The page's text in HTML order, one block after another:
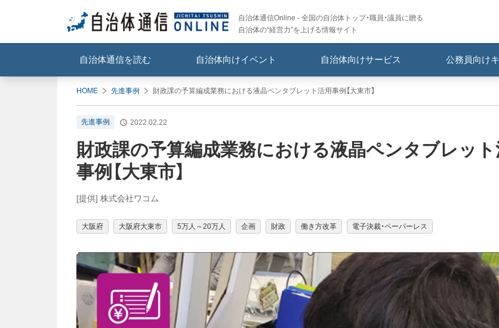
自治体通信Online - 全国の自治体トップ・職員・議員に贈る
自治体の“経営力”を上げる情報サイト
自治体通信を読む 自治体向けイベント 自治体向けサービス 公務員向け
HOME 先進事例 財政課の予算編成業務における液晶ペンタブレット活用事例【大東市】
先進事例 2022.02.22
財政課の予算編成業務における液晶ペンタブレット
事例【大東市】
[提供] 株式会社ワコム
大阪府 大阪府大東市 5万人～20万人 企画 財政 働き方改革 電子決裁・ペーパーレス